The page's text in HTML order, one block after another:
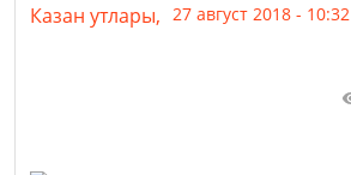
Казан утлары, 27 август 2018 - 10:32